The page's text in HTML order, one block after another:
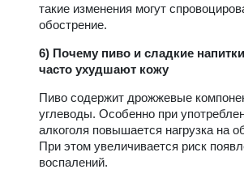
такие изменения могут
обострение.
6) Почему пиво и сладкие
часто ухудшают кожу
Пиво содержит дрожжевые
углеводы. Особенно при
алкоголя повышается нагрузка на
При этом увеличивается риск
воспалений.